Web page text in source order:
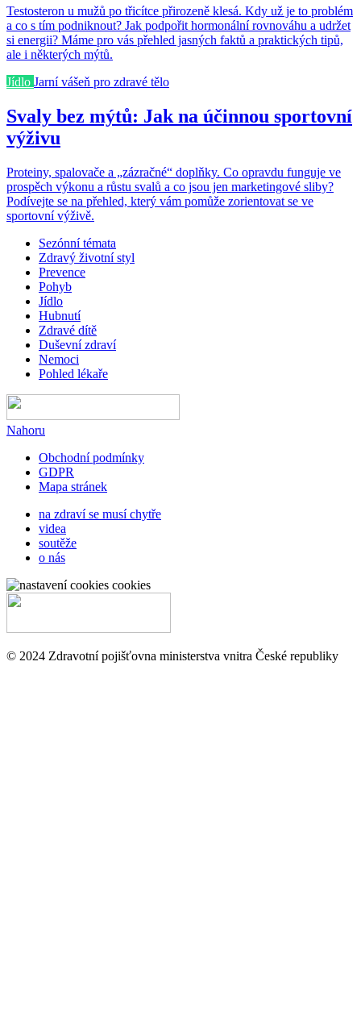
Testosteron u mužů po třicítce přirozeně klesá. Kdy už je to problém
a co s tím podniknout? Jak podpořit hormonální rovnováhu a udržet
si energii? Máme pro vás přehled jasných faktů a praktických tipů,
ale i některých mýtů.
Jídlo Jarní vášeň pro zdravé tělo
Svaly bez mýtů: Jak na účinnou sportovní
výživu
Proteiny, spalovače a „zázračné“ doplňky. Co opravdu funguje ve
prospěch výkonu a růstu svalů a co jsou jen marketingové sliby?
Podívejte se na přehled, který vám pomůže zorientovat se ve
sportovní výživě.
Sezónní témata
Zdravý životní styl
Prevence
Pohyb
Jídlo
Hubnutí
Zdravé dítě
Duševní zdraví
Nemoci
Pohled lékaře
Nahoru
Obchodní podmínky
GDPR
Mapa stránek
na zdraví se musí chytře
videa
soutěže
o nás
cookies
© 2024 Zdravotní pojišťovna ministerstva vnitra České republiky